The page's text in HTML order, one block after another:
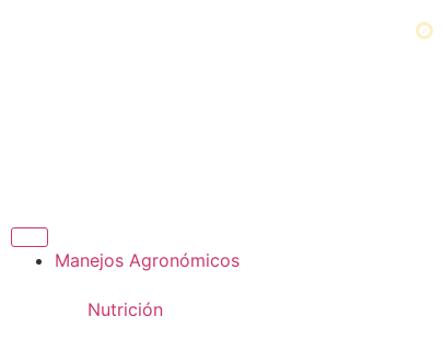
Manejos Agronómicos
Nutrición